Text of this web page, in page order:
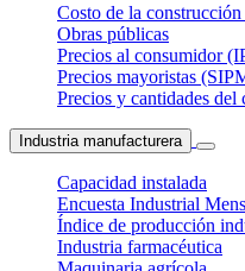
Costo de la
Obras públicas
Precios al consumidor
Precios mayoristas
Precios y cantidades
Industria manufacturera
Capacidad instalada
Encuesta Industrial
Índice de producción
Industria farmacéutica